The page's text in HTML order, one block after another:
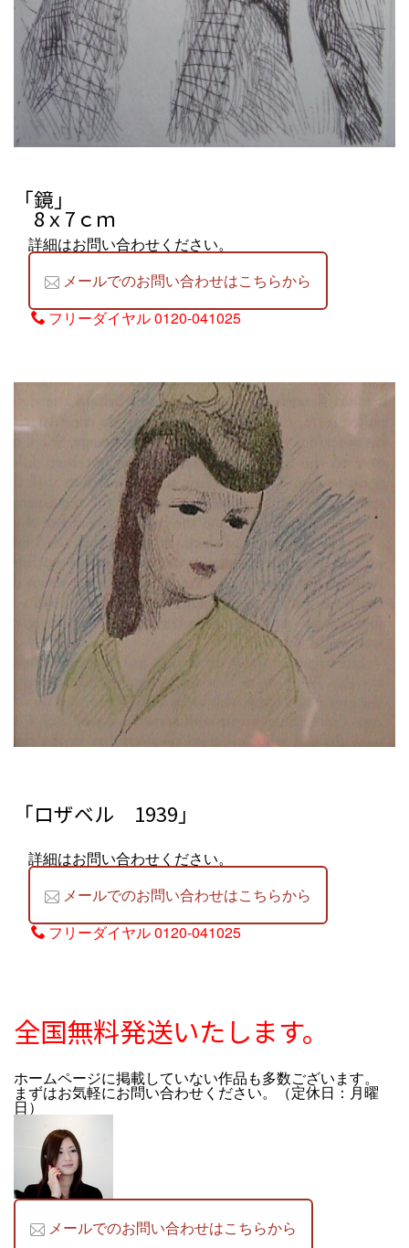
「鏡」
8ｘ7ｃｍ
詳細はお問い合わせください。
メールでのお問い合わせはこちらから
フリーダイヤル0120-041025
「ロザベル 1939」
詳細はお問い合わせください。
メールでのお問い合わせはこちらから
フリーダイヤル0120-041025
全国無料発送いたします。
ホームページに掲載していない作品も多数ございます。
まずはお気軽にお問い合わせください。（定休日：月曜
日）
メールでのお問い合わせはこちらから